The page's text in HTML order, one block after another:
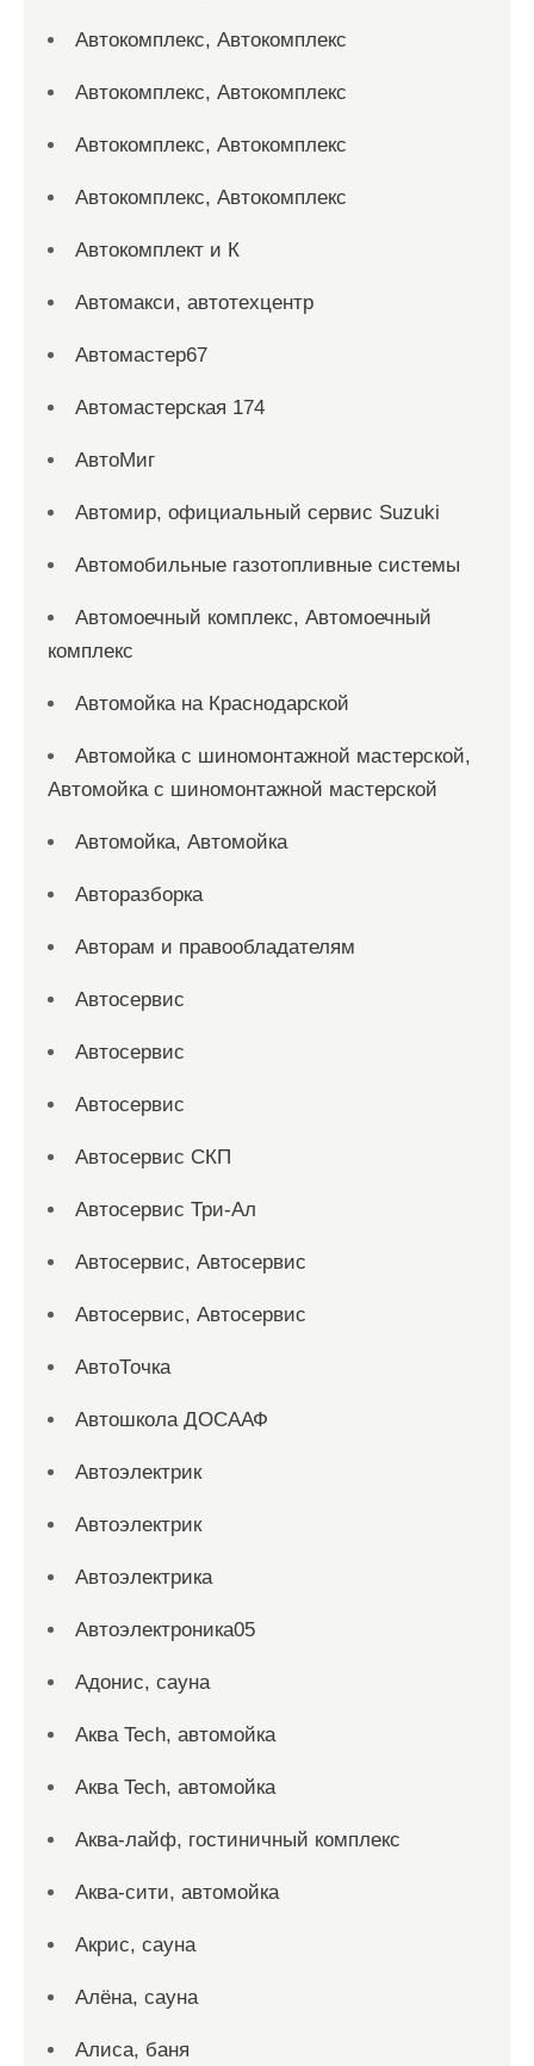
Автокомплекс, Автокомплекс
Автокомплекс, Автокомплекс
Автокомплекс, Автокомплекс
Автокомплекс, Автокомплекс
Автокомплект и К
Автомакси, автотехцентр
Автомастер67
Автомастерская 174
АвтоМиг
Автомир, официальный сервис Suzuki
Автомобильные газотопливные системы
Автомоечный комплекс, Автомоечный
комплекс
Автомойка на Краснодарской
Автомойка с шиномонтажной мастерской,
Автомойка с шиномонтажной мастерской
Автомойка, Автомойка
Авторазборка
Авторам и правообладателям
Автосервис
Автосервис
Автосервис
Автосервис СКП
Автосервис Три-Ал
Автосервис, Автосервис
Автосервис, Автосервис
АвтоТочка
Автошкола ДОСААФ
Автоэлектрик
Автоэлектрик
Автоэлектрика
Автоэлектроника05
Адонис, сауна
Аква Tech, автомойка
Аква Tech, автомойка
Аква-лайф, гостиничный комплекс
Аква-сити, автомойка
Акрис, сауна
Алёна, сауна
Алиса, баня